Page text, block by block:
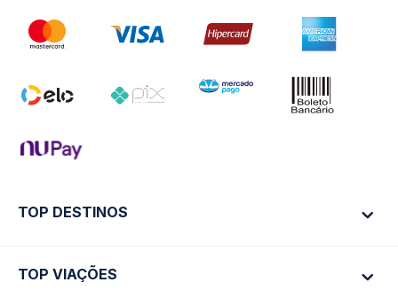
TOP DESTINOS
Ônibus Rio de Janeiro
TOP VIAÇÕES